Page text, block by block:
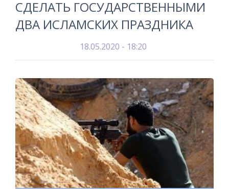
СДЕЛАТЬ ГОСУДАРСТВЕННЫМИ
ДВА ИСЛАМСКИХ ПРАЗДНИКА
18.05.2020 - 18:20